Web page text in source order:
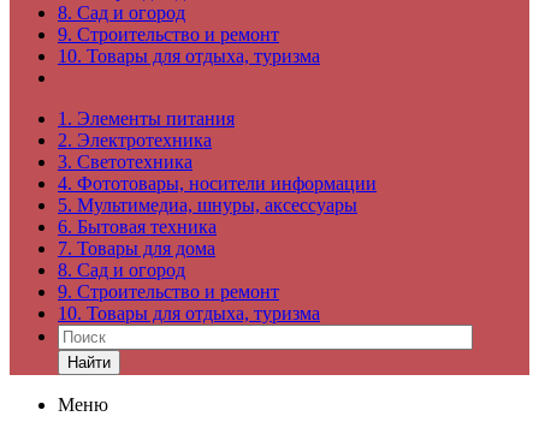
8. Сад и огород
9. Строительство и ремонт
10. Товары для отдыха, туризма
1. Элементы питания
2. Электротехника
3. Светотехника
4. Фототовары, носители информации
5. Мультимедиа, шнуры, аксессуары
6. Бытовая техника
7. Товары для дома
8. Сад и огород
9. Строительство и ремонт
10. Товары для отдыха, туризма
Найти
Меню